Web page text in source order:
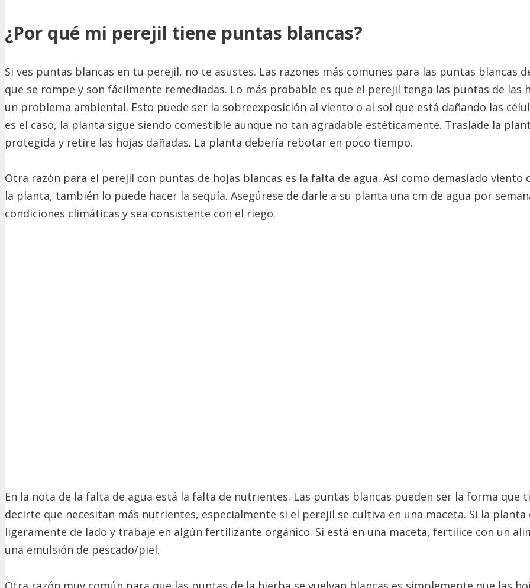
¿Por qué mi perejil tiene puntas blancas?
Si ves puntas blancas en tu perejil, no te asustes. Las razones más comunes para las puntas blancas
que se rompe y son fácilmente remediadas. Lo más probable es que el perejil tenga las puntas de las
un problema ambiental. Esto puede ser la sobreexposición al viento o al sol que está dañando las
es el caso, la planta sigue siendo comestible aunque no tan agradable estéticamente. Traslade la
protegida y retire las hojas dañadas. La planta debería rebotar en poco tiempo.
Otra razón para el perejil con puntas de hojas blancas es la falta de agua. Así como demasiado viento
la planta, también lo puede hacer la sequía. Asegúrese de darle a su planta una cm de agua por
condiciones climáticas y sea consistente con el riego.
En la nota de la falta de agua está la falta de nutrientes. Las puntas blancas pueden ser la forma que
decirte que necesitan más nutrientes, especialmente si el perejil se cultiva en una maceta. Si la planta
ligeramente de lado y trabaje en algún fertilizante orgánico. Si está en una maceta, fertilice con un
una emulsión de pescado/piel.